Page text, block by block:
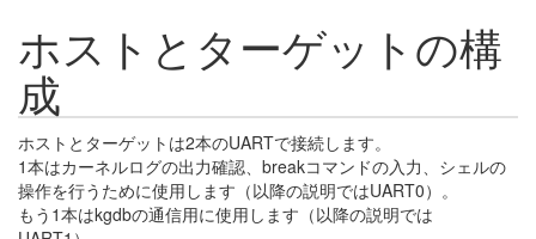
ホストとターゲットの構
成
ホストとターゲットは2本のUARTで接続します。
1本はカーネルログの出力確認、breakコマンドの入力、シェルの
操作を行うために使用します（以降の説明ではUART0）。
もう1本はkgdbの通信用に使用します（以降の説明では